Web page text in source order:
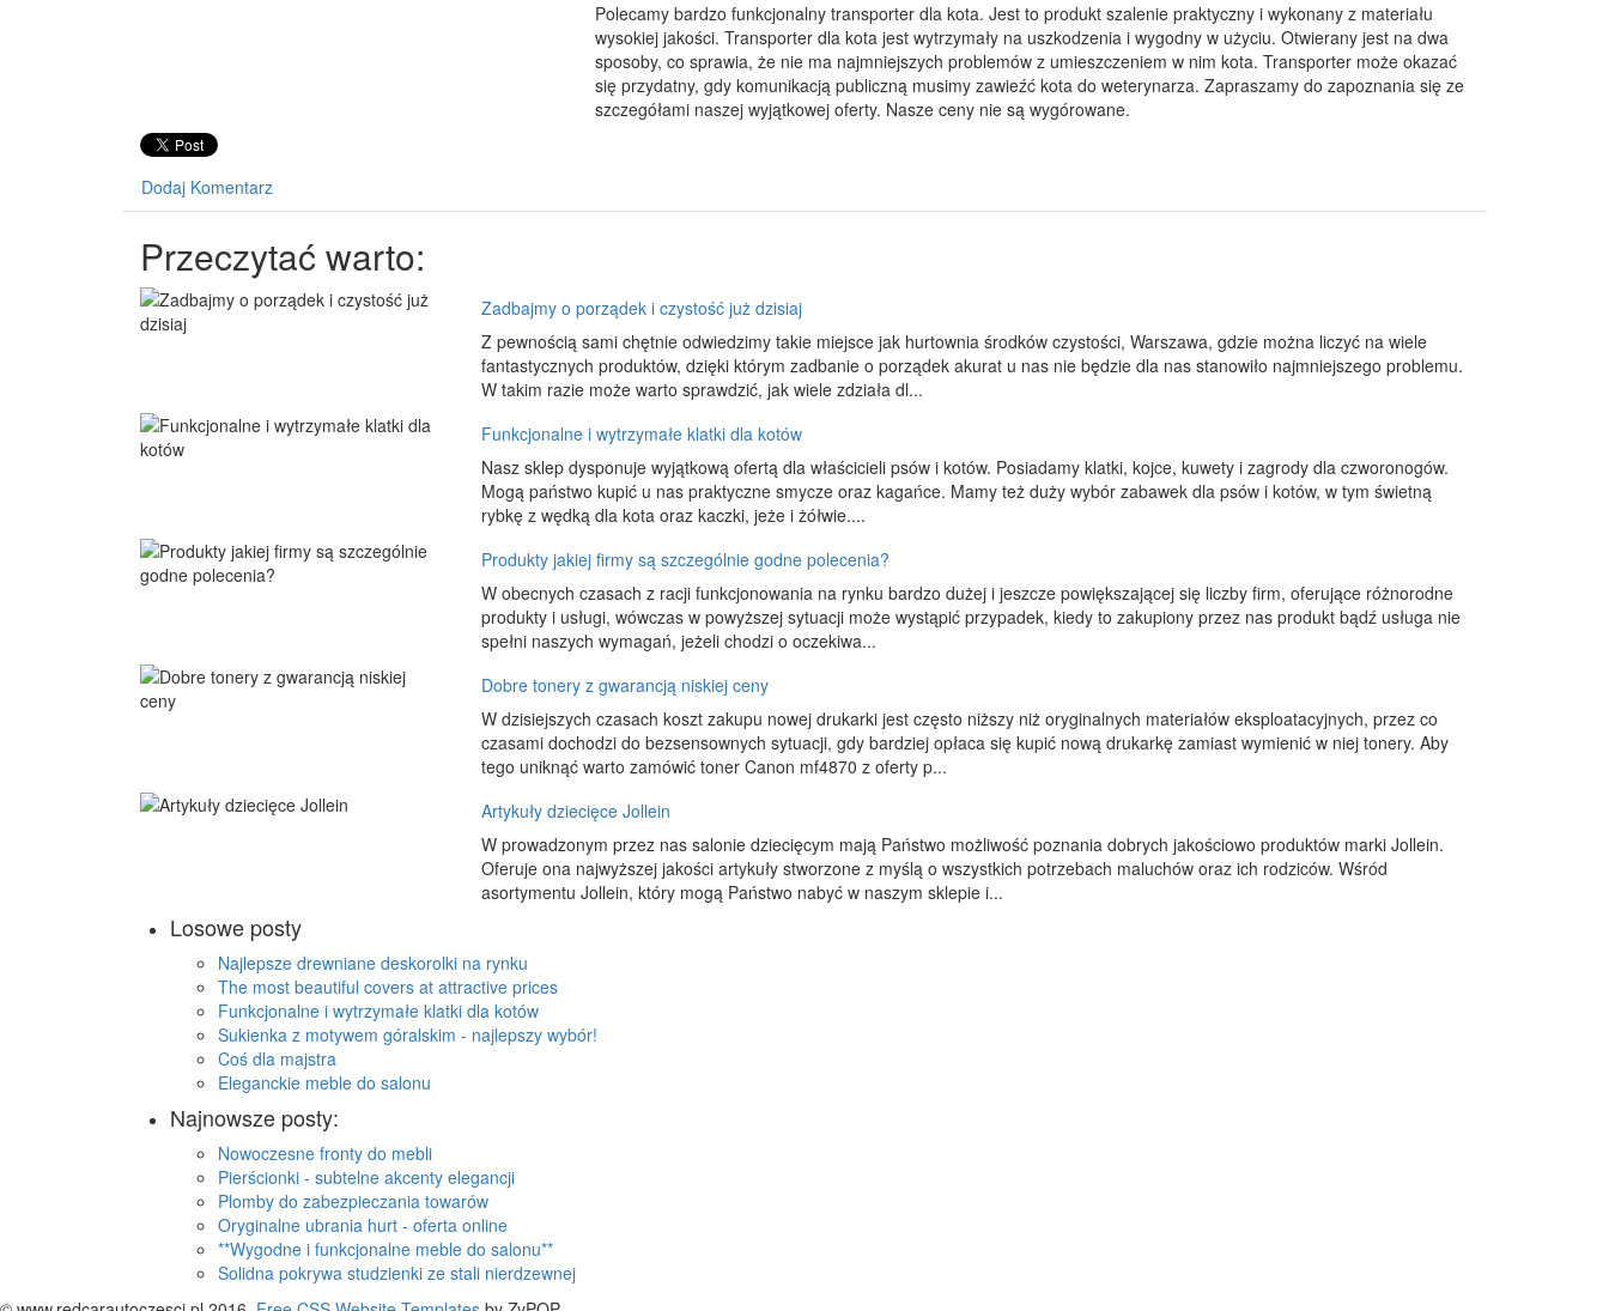
Polecamy bardzo funkcjonalny transporter dla kota. Jest to produkt szalenie praktyczny i wykonany z materiału
wysokiej jakości. Transporter dla kota jest wytrzymały na uszkodzenia i wygodny w użyciu. Otwierany jest na dwa
sposoby, co sprawia, że nie ma najmniejszych problemów z umieszczeniem w nim kota. Transporter może okazać
się przydatny, gdy komunikacją publiczną musimy zawieźć kota do weterynarza. Zapraszamy do zapoznania się ze
szczegółami naszej wyjątkowej oferty. Nasze ceny nie są wygórowane.
Dodaj Komentarz
Przeczytać warto:
Zadbajmy o porządek i czystość już dzisiaj
Z pewnością sami chętnie odwiedzimy takie miejsce jak hurtownia środków czystości, Warszawa, gdzie można liczyć na wiele
fantastycznych produktów, dzięki którym zadbanie o porządek akurat u nas nie będzie dla nas stanowiło najmniejszego problemu.
W takim razie może warto sprawdzić, jak wiele zdziała dl...
Funkcjonalne i wytrzymałe klatki dla kotów
Nasz sklep dysponuje wyjątkową ofertą dla właścicieli psów i kotów. Posiadamy klatki, kojce, kuwety i zagrody dla czworonogów.
Mogą państwo kupić u nas praktyczne smycze oraz kagańce. Mamy też duży wybór zabawek dla psów i kotów, w tym świetną
rybkę z wędką dla kota oraz kaczki, jeże i żółwie....
Produkty jakiej firmy są szczególnie godne polecenia?
W obecnych czasach z racji funkcjonowania na rynku bardzo dużej i jeszcze powiększającej się liczby firm, oferujące różnorodne
produkty i usługi, wówczas w powyższej sytuacji może wystąpić przypadek, kiedy to zakupiony przez nas produkt bądź usługa nie
spełni naszych wymagań, jeżeli chodzi o oczekiwa...
Dobre tonery z gwarancją niskiej ceny
W dzisiejszych czasach koszt zakupu nowej drukarki jest często niższy niż oryginalnych materiałów eksploatacyjnych, przez co
czasami dochodzi do bezsensownych sytuacji, gdy bardziej opłaca się kupić nową drukarkę zamiast wymienić w niej tonery. Aby
tego uniknąć warto zamówić toner Canon mf4870 z oferty p...
Artykuły dziecięce Jollein
W prowadzonym przez nas salonie dziecięcym mają Państwo możliwość poznania dobrych jakościowo produktów marki Jollein.
Oferuje ona najwyższej jakości artykuły stworzone z myślą o wszystkich potrzebach maluchów oraz ich rodziców. Wśród
asortymentu Jollein, który mogą Państwo nabyć w naszym sklepie i...
Losowe posty
Najlepsze drewniane deskorolki na rynku
The most beautiful covers at attractive prices
Funkcjonalne i wytrzymałe klatki dla kotów
Sukienka z motywem góralskim - najlepszy wybór!
Coś dla majstra
Eleganckie meble do salonu
Najnowsze posty:
Nowoczesne fronty do mebli
Pierścionki - subtelne akcenty elegancji
Plomby do zabezpieczania towarów
Oryginalne ubrania hurt - oferta online
**Wygodne i funkcjonalne meble do salonu**
Solidna pokrywa studzienki ze stali nierdzewnej